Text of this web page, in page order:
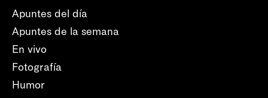
Apuntes del día
Apuntes de la semana
En vivo
Fotografía
Humor